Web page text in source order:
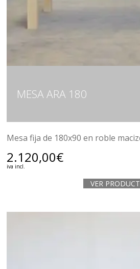
MESA ARA 180
Mesa fija de 180x90 en roble
2.120,00€
iva incl.
VER